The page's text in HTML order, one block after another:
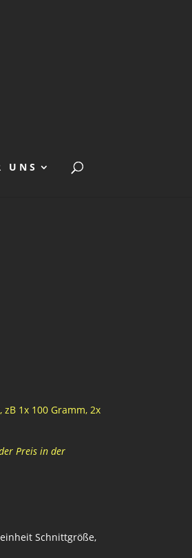
UNS
1x 100 Gramm, 2x
Preis in der
Schnittgröße,